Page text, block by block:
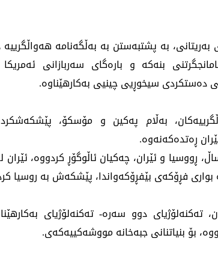
بەریتانی، بە پشتبەستن بە بەڵگەنامە هەواڵگرییە
بنه‌كه‌ و باره‌گای سەربازانی
دەستکردی سیخوڕیی چینیی بەکارهێناوە.
بەڵام پەکین و مۆسکۆ،
ڕەتدەکەنەوە.
ڕووسیا و ئێران، چەکیان ئاڵوگۆڕ کردووە،
بواری فڕۆکەی بێفڕۆکەواندا، پێشکەش به‌ روسیا
تەکنەلۆژیای دوو سه‌ره‌- ته‌كنه‌لۆژیای
بۆ بنیاتنانی جبەخانە مووشەکییەکەی.